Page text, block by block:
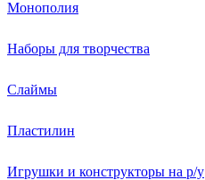
Монополия
Наборы для творчества
Слаймы
Пластилин
Игрушки и конструкторы на р/у